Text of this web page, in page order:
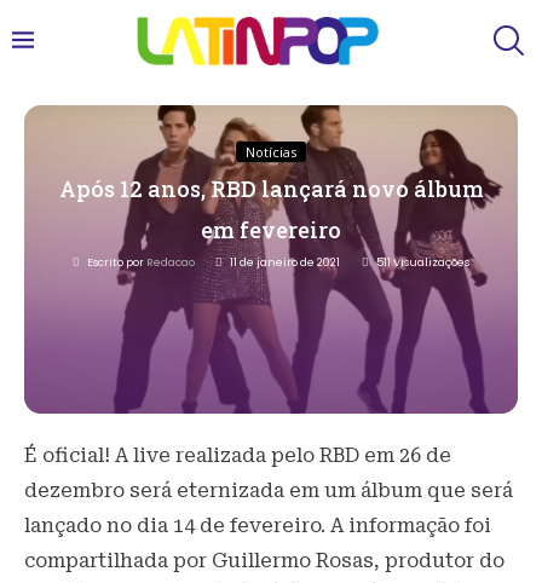
Notícias
Após 12 anos, RBD lançará novo álbum
em fevereiro
Escrito por Redacao 11 de janeiro de 2021 511Visualizações
É oficial! A live realizada pelo RBD em 26 de
dezembro será eternizada em um álbum que será
lançado no dia 14 de fevereiro. A informação foi
compartilhada por Guillermo Rosas, produtor do